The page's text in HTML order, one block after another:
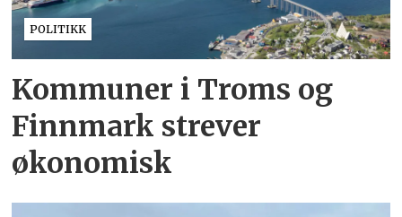
POLITIKK
Kommuner i Troms og
Finnmark strever
økonomisk